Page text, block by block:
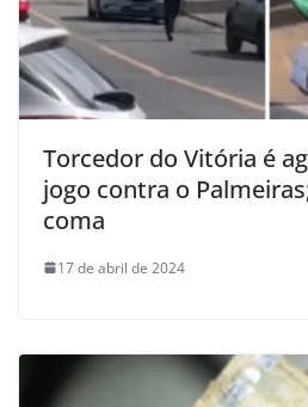
Torcedor do Vitória é
jogo contra o
coma
17 de abril de 2024